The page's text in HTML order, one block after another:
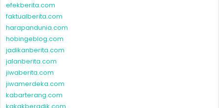
efekberita.com
faktualberita.com
harapandunia.com
hobingeblog.com
jadikanberita.com
jalanberita.com
jiwaberita.com
jiwamerdeka.com
kabarterang.com